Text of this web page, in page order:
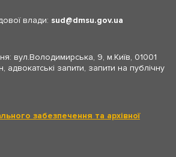
влади: sud dmsu.gov.ua
вул.Володимирська, 9, м.Київ, 01001
запити, запити на публічну
забезпечення та архівної